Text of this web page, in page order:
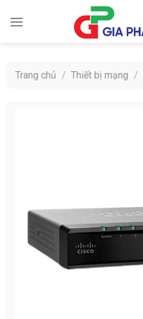
Trang chủ / Thiết bị mạng /